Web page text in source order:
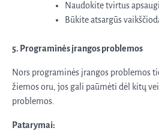
Naudokite tvirtus
Būkite atsargūs
5. Programinės įrangos problemos
Nors programinės įrangos problemos
žiemos oru, jos gali paūmėti dėl kitų
problemos.
Patarymai: